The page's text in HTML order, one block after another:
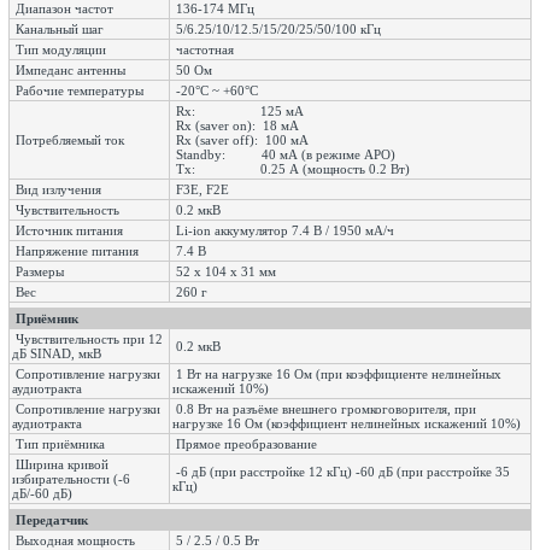
Диапазон частот
136-174 МГц
Канальный шаг
5/6.25/10/12.5/15/20/25/50/100 кГц
Тип модуляции
частотная
Импеданс антенны
50 Ом
Рабочие температуры
-20°С ~ +60°С
Потребляемый ток
Rx: 125 мА
Rx (saver on): 18 мА
Rx (saver off): 100 мА
Standby: 40 мА (в режиме APO)
Tx: 0.25 А (мощность 0.2 Вт)
Вид излучения
F3E, F2E
Чувствительность
0.2 мкВ
Источник питания
Li-ion аккумулятор 7.4 В / 1950 мА/ч
Напряжение питания
7.4 В
Размеры
52 х 104 х 31 мм
Вес
260 г
Приёмник
Чувствительность при 12
дБ SINAD, мкВ
0.2 мкВ
Сопротивление нагрузки
аудиотракта
1 Вт на нагрузке 16 Ом (при коэффициенте нелинейных
искажений 10%)
Сопротивление нагрузки
аудиотракта
0.8 Вт на разъёме внешнего громкоговорителя, при
нагрузке 16 Ом (коэффициент нелинейных искажений 10%)
Тип приёмника
Прямое преобразование
Ширина кривой
избирательности (-6
дБ/-60 дБ)
-6 дБ (при расстройке 12 кГц) -60 дБ (при расстройке 35
кГц)
Передатчик
Выходная мощность
5 / 2.5 / 0.5 Вт